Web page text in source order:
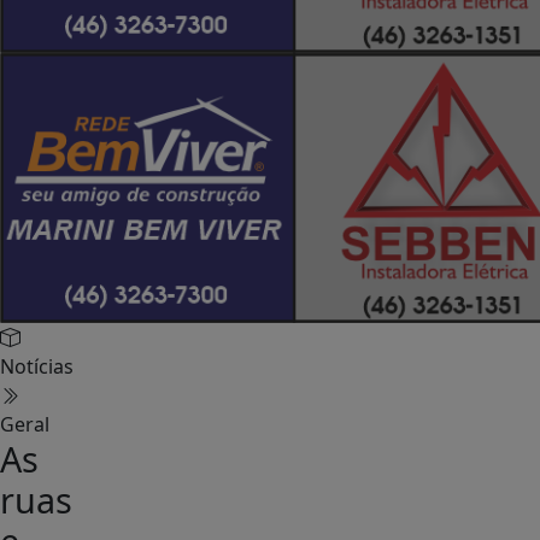
Notícias
Geral
As
ruas